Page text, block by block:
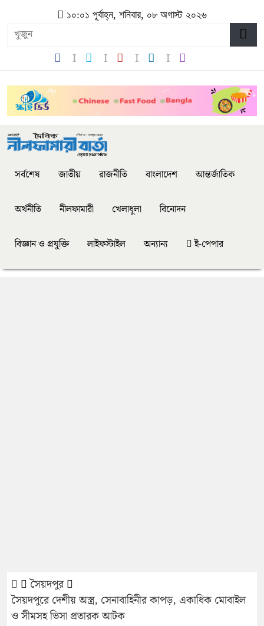
১০:০১ পূর্বাহ্ন, শনিবার, ০৮ অগাস্ট ২০২৬
সর্বশেষ জাতীয় রাজনীতি বাংলাদেশ আন্তর্জাতিক
অর্থনীতি নীলফামারী খেলাধুলা বিনোদন
বিজ্ঞান ও প্রযুক্তি লাইফস্টাইল অন্যান্য ই-পেপার
সৈয়দপুর
সৈয়দপুরে দেশীয় অস্ত্র, সেনাবাহিনীর কাপড়, একাধিক মোবাইল
ও সীমসহ ভিসা প্রতারক আটক